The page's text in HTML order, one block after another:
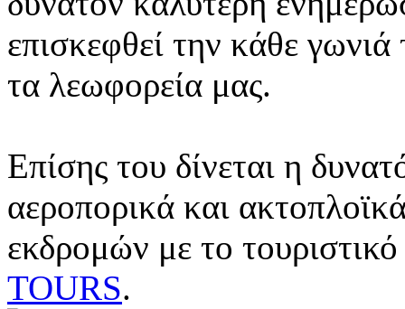
επισκεφθεί την κάθε
τα λεωφορεία μας.
Επίσης του δίνεται η
αεροπορικά και
εκδρομών με το
TOURS.